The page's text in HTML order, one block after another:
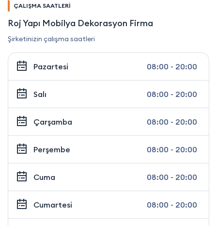
ÇALIŞMA SAATLERİ
Roj Yapı Mobilya Dekorasyon Firma
Şirketinizin çalışma saatleri
Pazartesi 08:00 - 20:00
Salı 08:00 - 20:00
Çarşamba 08:00 - 20:00
Perşembe 08:00 - 20:00
Cuma 08:00 - 20:00
Cumartesi 08:00 - 20:00